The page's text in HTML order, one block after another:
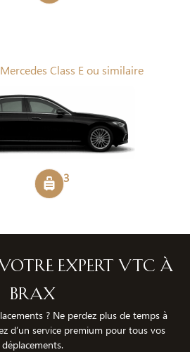
Class E ou similaire
3
expert VTC à
Brax
? Ne perdez plus de temps à
d’un service premium pour tous vos
déplacements.